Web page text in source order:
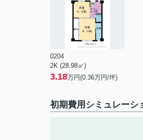
0204
2K (28.98㎡)
3.18万円(0.36万円/坪)
初期費用シミュレーシ